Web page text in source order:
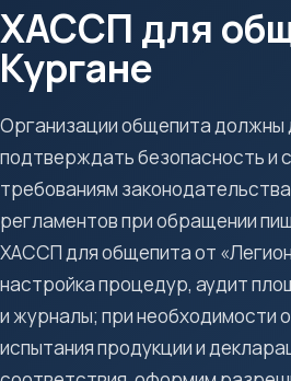
ХАССП для
Кургане
Организации общепита должны
подтверждать безопасность и
требованиям
регламентов при обращении
ХАССП для общепита от
настройка процедур, аудит
и журналы; при необходимости
испытания продукции и